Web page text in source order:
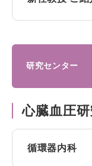
研究センター
心臓血圧
循環器内科